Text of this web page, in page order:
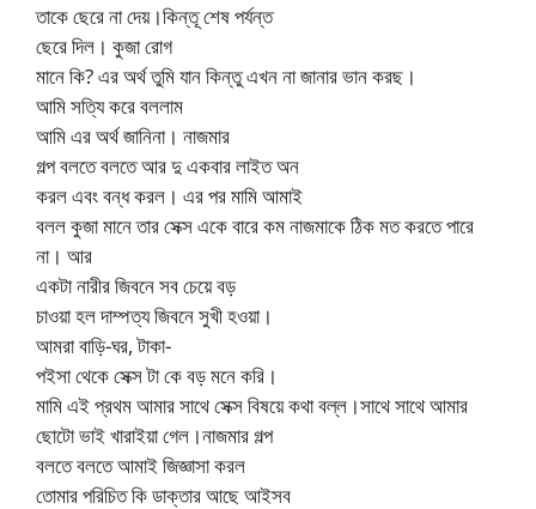
তাকে ছেরে না দেয়।কিন্তূ শেষ পর্যন্ত
ছেরে দিল। কুজা রোগ
মানে কি? এর অর্থ তুমি যান কিন্তু এখন না জানার ভান করছ।
আমি সত্যি করে বললাম
আমি এর অর্থ জানিনা। নাজমার
গল্প বলতে বলতে আর দু একবার লাইত অন
করল এবং বন্ধ করল। এর পর মামি আমাই
বলল কুজা মানে তার সেক্স একে বারে কম নাজমাকে ঠিক মত করতে পারে
না। আর
একটা নারীর জিবনে সব চেয়ে বড়
চাওয়া হল দাম্পত্য জিবনে সুখী হওয়া।
আমরা বাড়ি-ঘর, টাকা-
পইসা থেকে সেক্স টা কে বড় মনে করি।
মামি এই প্রথম আমার সাথে সেক্স বিষয়ে কথা বল্ল।সাথে সাথে আমার
ছোটো ভাই খারাইয়া গেল।নাজমার গল্প
বলতে বলতে আমাই জিজ্ঞাসা করল
তোমার পরিচিত কি ডাক্তার আছে আইসব